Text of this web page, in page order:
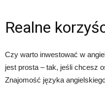
Realne
Czy warto inwestować w
jest prosta – tak, jeśli chcesz
Znajomość języka